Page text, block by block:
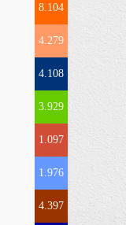
8.104
4.279
4.108
3.929
1.097
1.976
4.397